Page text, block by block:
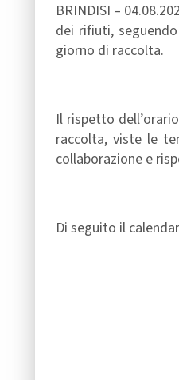
BRINDISI –
dei rifiuti,
giorno di raccolta.
Il rispetto
raccolta, viste le
collaborazione e
Di seguito il